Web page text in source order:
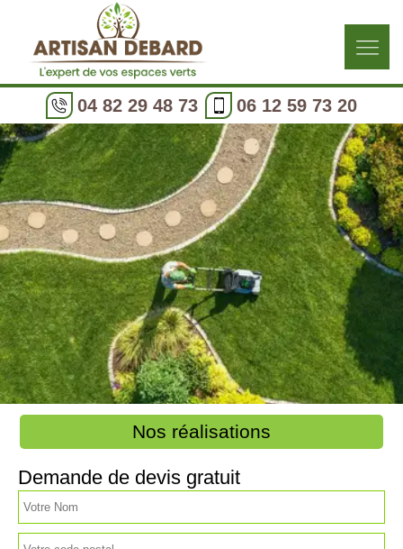
04 82 29 48 73 06 12 59 73 20
Nos réalisations
Demande de devis gratuit